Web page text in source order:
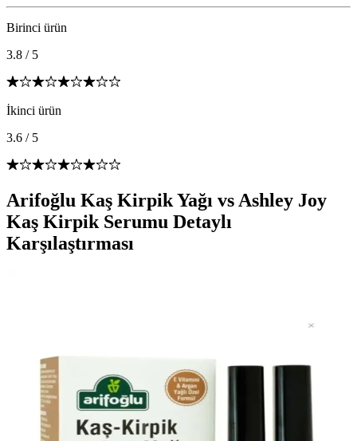
Birinci ürün
3.8 / 5
İkinci ürün
3.6 / 5
Arifoğlu Kaş Kirpik Yağı vs Ashley Joy
Kaş Kirpik Serumu Detaylı
Karşılaştırması